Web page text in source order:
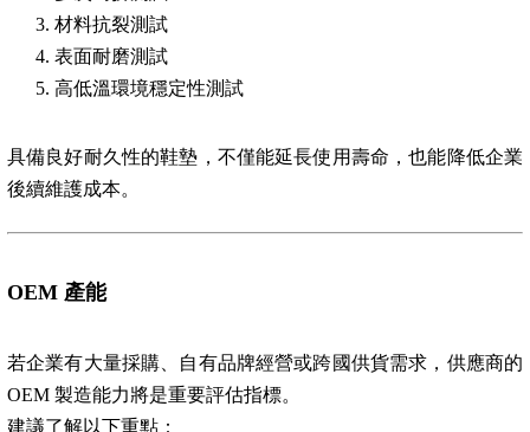
材料抗裂測試
表面耐磨測試
高低溫環境穩定性測試
具備良好耐久性的鞋墊，不僅能延長使用壽命，也能降低企業
後續維護成本。
OEM 產能
若企業有大量採購、自有品牌經營或跨國供貨需求，供應商的
OEM 製造能力將是重要評估指標。
建議了解以下重點：